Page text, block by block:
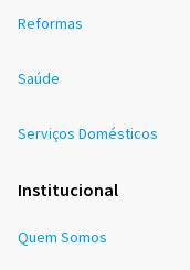
Reformas
Saúde
Serviços Domésticos
Institucional
Quem Somos